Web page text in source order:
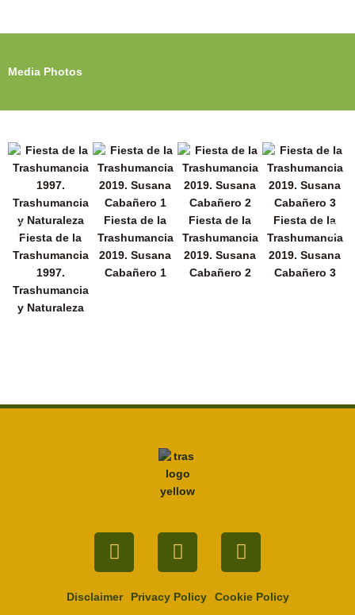
Media Photos
Fiesta de la
Trashumancia
1997.
Trashumancia
y Naturaleza
Fiesta de la
Trashumancia
2019. Susana
Cabañero 1
Fiesta de la
Trashumancia
2019. Susana
Cabañero 2
Fiesta de la
Trashumancia
2019. Susana
Cabañero 3
FacebookTwitterYoutube
Disclaimer Privacy Policy Cookie Policy